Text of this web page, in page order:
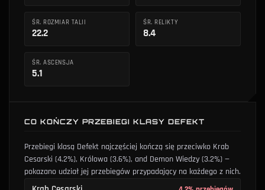
ŚR. ROZMIAR TALII
22.2
ŚR. RELIKTY
8.4
ŚR. ASCENSJA
5.1
CO KOŃCZY PRZEBIEGI KLASY DEFEKT
Przebiegi klasą Defekt najczęściej kończą się przeciwko Krab
Cesarski (4.2%), Królowa (3.6%), and Demon Wiedzy (3.2%) —
pokazano udział jej przebiegów przypadający na każdego z nich.